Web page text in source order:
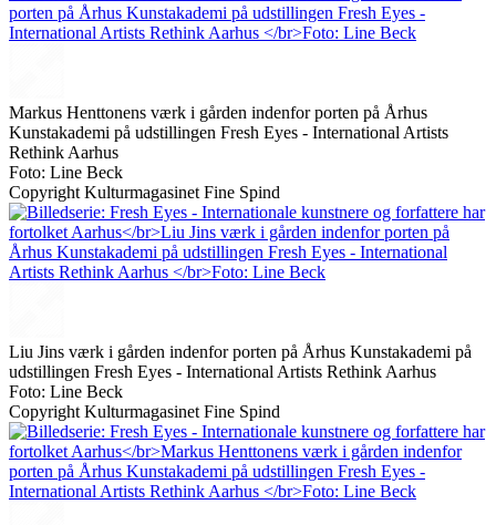
Markus Henttonens værk i gården indenfor porten på Århus
Kunstakademi på udstillingen Fresh Eyes - International Artists
Rethink Aarhus
Foto: Line Beck
Copyright Kulturmagasinet Fine Spind
Liu Jins værk i gården indenfor porten på Århus Kunstakademi på
udstillingen Fresh Eyes - International Artists Rethink Aarhus
Foto: Line Beck
Copyright Kulturmagasinet Fine Spind